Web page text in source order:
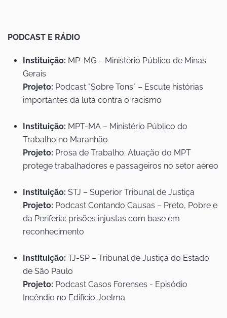
PODCAST E RÁDIO
Instituição: MP-MG – Ministério Público de Minas
Gerais
Projeto: Podcast "Sobre Tons" – Escute histórias
importantes da luta contra o racismo
Instituição: MPT-MA – Ministério Público do
Trabalho no Maranhão
Projeto: Prosa de Trabalho: Atuação do MPT
protege trabalhadores e passageiros no setor aéreo
Instituição: STJ – Superior Tribunal de Justiça
Projeto: Podcast Contando Causas – Preto, Pobre e
da Periferia: prisões injustas com base em
reconhecimento
Instituição: TJ-SP – Tribunal de Justiça do Estado
de São Paulo
Projeto: Podcast Casos Forenses - Episódio
Incêndio no Edifício Joelma